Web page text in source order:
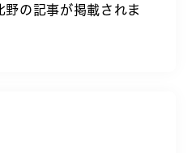
の記事が掲載されま